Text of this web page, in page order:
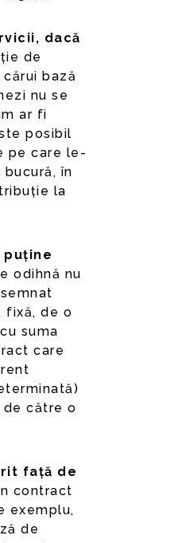
dacă
de
bază
nu se
ar fi
posibil
pe care le-
în
la
puține
odihnă nu
fixă, de o
suma
care
către o
față de
contract
exemplu,
de